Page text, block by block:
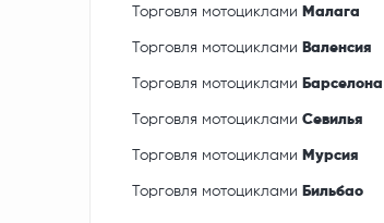
Торговля мотоциклами Малага
Торговля мотоциклами Валенсия
Торговля мотоциклами Барселона
Торговля мотоциклами Севилья
Торговля мотоциклами Мурсия
Торговля мотоциклами Бильбао